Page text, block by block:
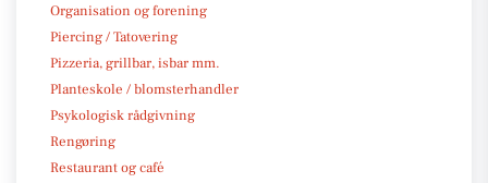
Organisation og forening
Piercing / Tatovering
Pizzeria, grillbar, isbar mm.
Planteskole / blomsterhandler
Psykologisk rådgivning
Rengøring
Restaurant og café